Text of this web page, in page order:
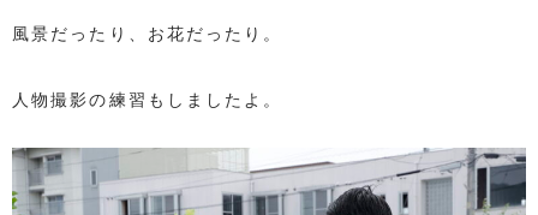
風景だったり、お花だったり。
人物撮影の練習もしましたよ。